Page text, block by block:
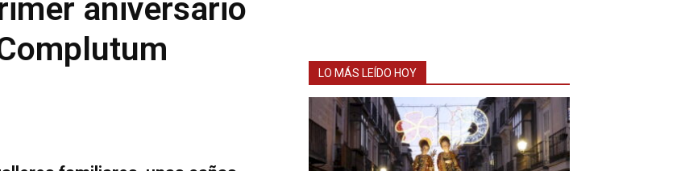
aniversario
LO MÁS LEÍDO HOY